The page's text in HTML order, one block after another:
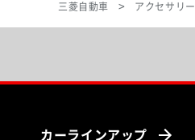
三菱自動車 アクセサリー
カーラインアップ